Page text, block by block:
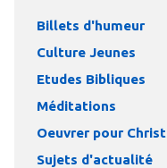
Billets d'humeur
Culture Jeunes
Etudes Bibliques
Méditations
Oeuvrer pour Christ
Sujets d'actualité